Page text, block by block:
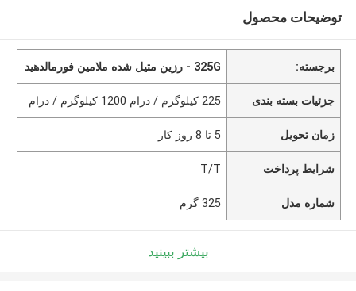
توضیحات محصول
برجسته: 325G - رزین متیل شده ملامین فورمالدهید
جزئیات بسته بندی 225 کیلوگرم / درام 1200 کیلوگرم / درام
زمان تحویل 5 تا 8 روز کار
شرایط پرداخت T/T
شماره مدل 325 گرم
بیشتر ببینید